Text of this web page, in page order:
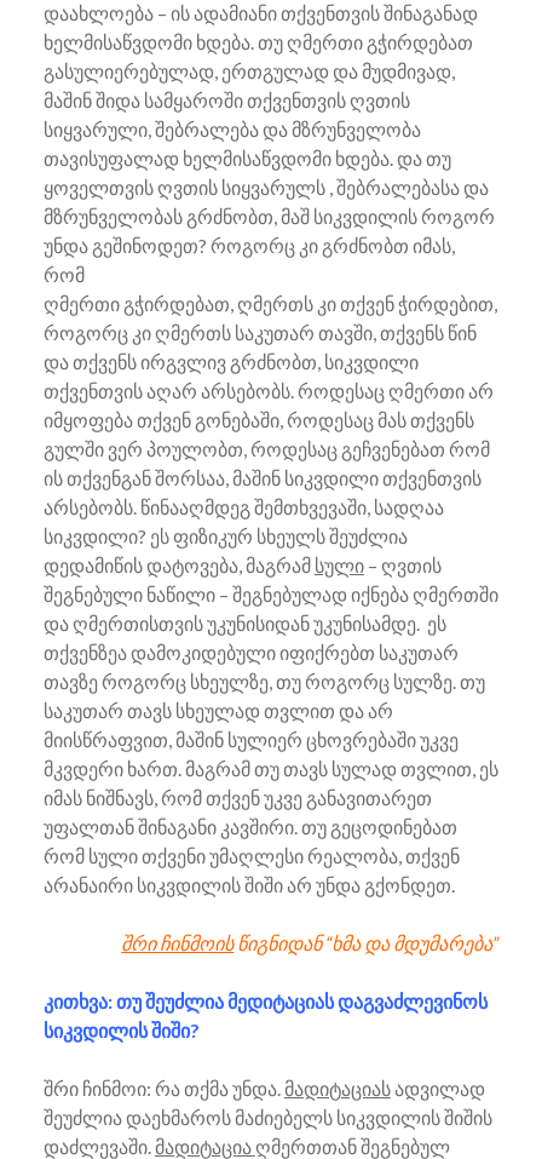
დაახლოება – ის ადამიანი თქვენთვის შინაგანად
ხელმისაწვდომი ხდება. თუ ღმერთი გჭირდებათ
გასულიერებულად, ერთგულად და მუდმივად,
მაშინ შიდა სამყაროში თქვენთვის ღვთის
სიყვარული, შებრალება და მზრუნველობა
თავისუფალად ხელმისაწვდომი ხდება. და თუ
ყოველთვის ღვთის სიყვარულს , შებრალებასა და
მზრუნველობას გრძნობთ, მაშ სიკვდილის როგორ
უნდა გეშინოდეთ? როგორც კი გრძნობთ იმას,
რომ
ღმერთი გჭირდებათ, ღმერთს კი თქვენ ჭირდებით,
როგორც კი ღმერთს საკუთარ თავში, თქვენს წინ
და თქვენს ირგვლივ გრძნობთ, სიკვდილი
თქვენთვის აღარ არსებობს. როდესაც ღმერთი არ
იმყოფება თქვენ გონებაში, როდესაც მას თქვენს
გულში ვერ პოულობთ, როდესაც გეჩვენებათ რომ
ის თქვენგან შორსაა, მაშინ სიკვდილი თქვენთვის
არსებობს. წინააღმდეგ შემთხვევაში, სადღაა
სიკვდილი? ეს ფიზიკურ სხეულს შეუძლია
დედამიწის დატოვება, მაგრამ სული– ღვთის
შეგნებული ნაწილი – შეგნებულად იქნება ღმერთში
და ღმერთისთვის უკუნისიდან უკუნისამდე. ეს
თქვენზეა დამოკიდებული იფიქრებთ საკუთარ
თავზე როგორც სხეულზე, თუ როგორც სულზე. თუ
საკუთარ თავს სხეულად თვლით და არ
მიისწრაფვით, მაშინ სულიერ ცხოვრებაში უკვე
მკვდერი ხართ. მაგრამ თუ თავს სულად თვლით, ეს
იმას ნიშნავს, რომ თქვენ უკვე განავითარეთ
უფალთან შინაგანი კავშირი. თუ გეცოდინებათ
რომ სული თქვენი უმაღლესი რეალობა, თქვენ
არანაირი სიკვდილის შიში არ უნდა გქონდეთ.
შრი ჩინმოისწიგნიდან “ხმა და მდუმარება”
კითხვა: თუ შეუძლია მედიტაციას დაგვაძლევინოს
სიკვდილის შიში?
შრი ჩინმოი: რა თქმა უნდა.მადიტაციასადვილად
შეუძლია დაეხმაროს მაძიებელს სიკვდილის შიშის
დაძლევაში.მადიტაციაღმერთთან შეგნებულ